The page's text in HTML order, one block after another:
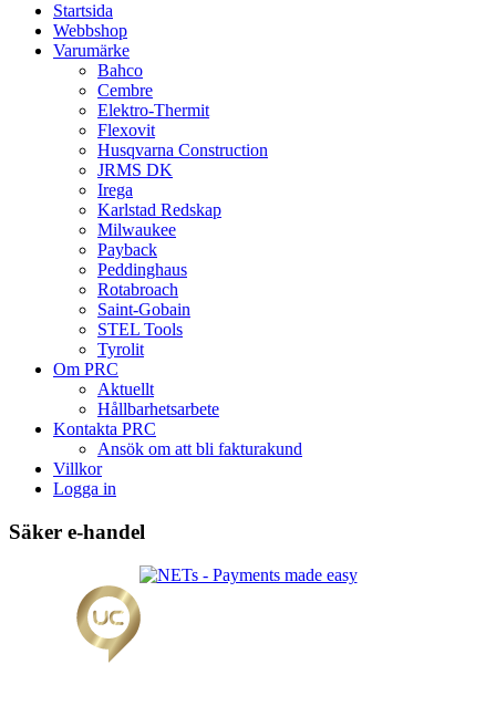
Startsida
Webbshop
Varumärke
Bahco
Cembre
Elektro-Thermit
Flexovit
Husqvarna Construction
JRMS DK
Irega
Karlstad Redskap
Milwaukee
Payback
Peddinghaus
Rotabroach
Saint-Gobain
STEL Tools
Tyrolit
Om PRC
Aktuellt
Hållbarhetsarbete
Kontakta PRC
Ansök om att bli fakturakund
Villkor
Logga in
Säker e-handel